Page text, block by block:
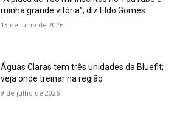
minha grande vitória”, diz Eldo Gomes
13 de julho de 2026
Águas Claras tem três unidades da Bluefit;
veja onde treinar na região
9 de julho de 2026